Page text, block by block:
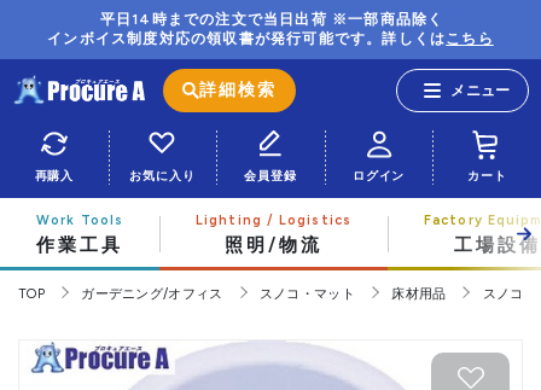
平日14時までの注文で当日出荷 ※一部商品除く
インボイス制度対応の領収書が発行可能です。詳しくはこちら
詳細検索
再購入 お気に入り 会員登録 ログイン カート
作業工具 照明/物流 工場設備
TOP ガーデニング/オフィス スノコ・マット 床材用品 スノコ